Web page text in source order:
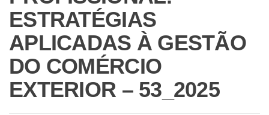
ESTRATÉGIAS
APLICADAS À GESTÃO
DO COMÉRCIO
EXTERIOR – 53_2025